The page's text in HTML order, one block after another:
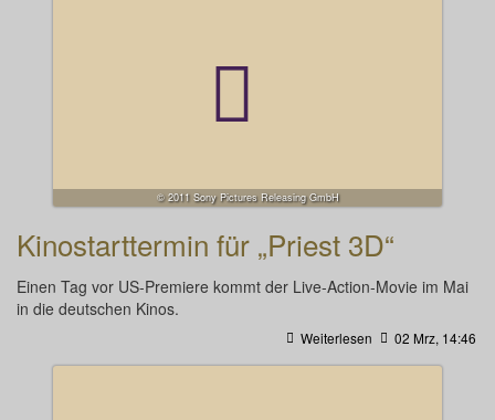
© 2011 Sony Pictures Releasing GmbH
Kinostarttermin für „Priest 3D“
Einen Tag vor US-Premiere kommt der Live-Action-Movie im Mai
in die deutschen Kinos.
Weiterlesen 02 Mrz, 14:46